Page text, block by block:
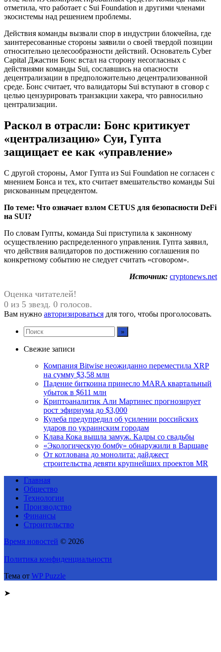
отметила, что работает с Sui Foundation и другими членами
экосистемы над решением проблемы.
Действия команды вызвали спор в индустрии блокчейна, где
заинтересованные стороны заявили о своей твердой позиции
относительно целесообразности действий. Основатель Cyber ​​
Capital Джастин Бонс встал на сторону несогласных с
действиями команды Sui, сославшись на опасности
децентрализации в предположительно децентрализованной
среде. Бонс считает, что валидаторы Sui вступают в сговор с
целью цензурировать транзакции хакера, что равносильно
централизации.
Раскол в отрасли: Бонс критикует
«централизацию» Суи, Гупта
защищает ее как «управление»
С другой стороны, Амог Гупта из Sui Foundation не согласен с
мнением Бонса и тех, кто считает вмешательство команды Sui
рискованным прецедентом.
По теме: Что означает взлом CETUS для безопасности DeFi
на SUI?
По словам Гупты, команда Sui приступила к законному
осуществлению распределенного управления. Гупта заявил,
что действия валидаторов по достижению соглашения по
конкретному событию не следует считать «сговором».
Источник: cryptonews.net
Оценка читателей!
0 из 5 звезд. 0 голосов.
Вам нужно авторизироваться для того, чтобы проголосовать.
Свежие записи
Компания Bitwise неожиданно переместила XRP
на сумму $3,58 млн
Падение биткоина принесло MARA квартальный
убыток в $611 млн
Криптоаналитик Али Мартинес прогнозирует
рост эфириума до $3,000
Кулеба предупредил об усилении российских
ударов по украинским городам
Клава Кока вышла замуж. Кадры со свадьбы
«Экологическую бомбу» обнаружили в Варшаве
От котлована до монолита: дайджест
строительства девяти крупнейших проектов MR
Главная
Общество
Технологии
Производство
Финансы
Строительство
Время новостей © 2026
Политика конфиденциальности
Тема от WP Puzzle
➤